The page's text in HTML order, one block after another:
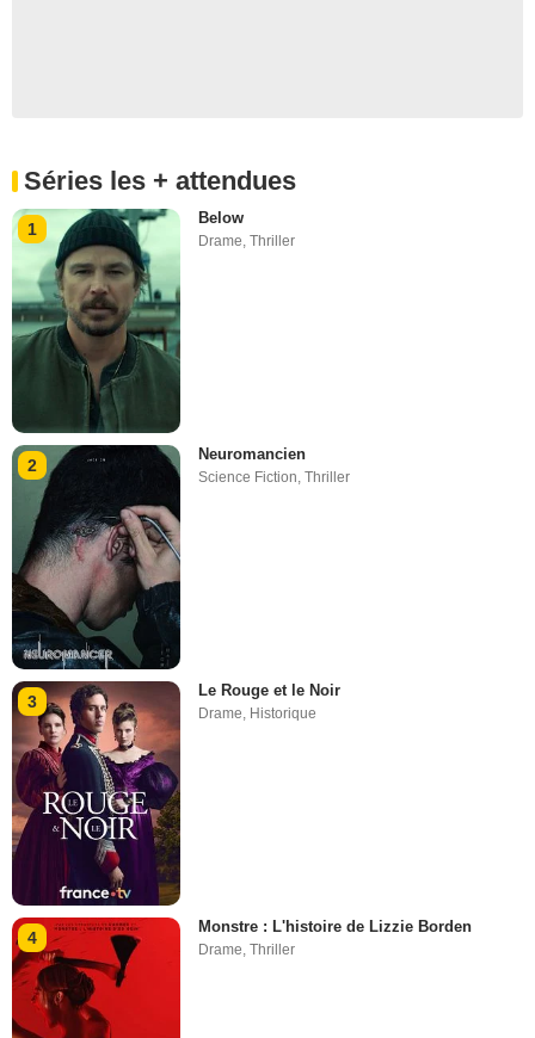
Séries les + attendues
1
Below
Drame ,Thriller
2
Neuromancien
Science Fiction,Thriller
3
Le Rouge et le Noir
Drame, Historique
4
Monstre : L'histoire de Lizzie Borden
Drame,Thriller